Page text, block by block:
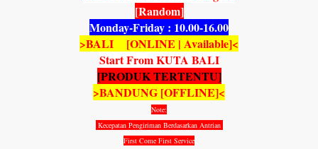
[Random]
Monday-Friday : 10.00-16.00
>BALI [ONLINE | Available]<
Start From KUTA BALI
[PRODUK TERTENTU]
>BANDUNG [OFFLINE]<
Note:
Kecepatan Pengiriman Berdasarkan Antrian
First Come First Service